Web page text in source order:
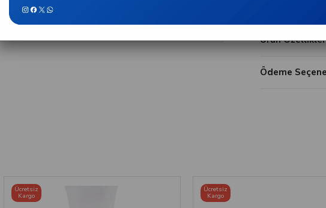
Ürün
Ödeme
Ücretsiz
Kargo
Ücretsiz
Kargo